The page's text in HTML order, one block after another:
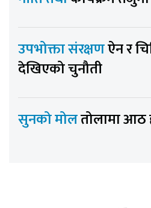
उपभोक्ता संरक्षणऐन र
देखिएको चुनौती
सुनको मोलतोलामा आठ